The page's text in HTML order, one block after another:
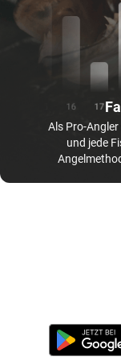
Als Pro-
und jede